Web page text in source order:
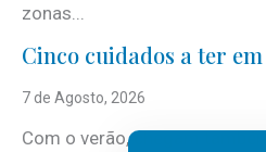
zonas...
Cinco cuidados a ter
7 de Agosto, 2026
Com o verão, chegam